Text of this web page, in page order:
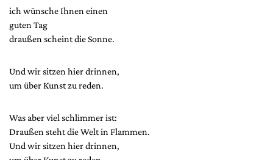
Leseproben
Podcast
Shop / Abo
Redaktion
Autor:innen
Partner
ich wünsche Ihnen einen
guten Tag
draußen scheint die Sonne.
Und wir sitzen hier drinnen,
um über Kunst zu reden.
Was aber viel schlimmer ist:
Draußen steht die Welt in Flammen.
Und wir sitzen hier drinnen,